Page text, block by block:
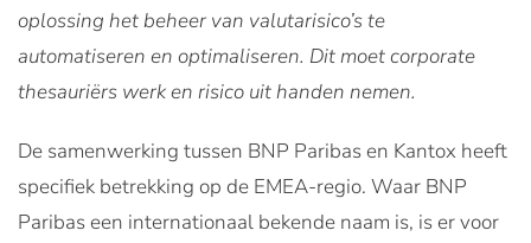
oplossing het beheer van valutarisico’s te
automatiseren en optimaliseren. Dit moet corporate
thesauriërs werk en risico uit handen nemen.
De samenwerking tussen BNP Paribas en Kantox heeft
specifiek betrekking op de EMEA-regio. Waar BNP
Paribas een internationaal bekende naam is, is er voor